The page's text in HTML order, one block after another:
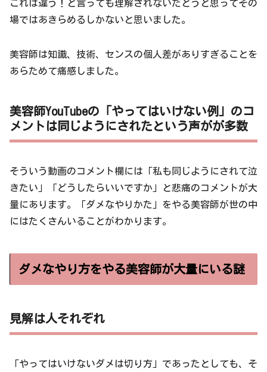
これは違う！と言っても理解されないだとうと思ってその
場ではあきらめるしかないと思いました。
美容師は知識、技術、センスの個人差がありすぎることを
あらためて痛感しました。
美容師YouTubeの「やってはいけない例」のコ
メントは同じようにされたという声がが多数
そういう動画のコメント欄には「私も同じようにされて泣
きたい」「どうしたらいいですか」と悲痛のコメントが大
量にあります。「ダメなやりかた」をやる美容師が世の中
にはたくさんいることがわかります。
ダメなやり方をやる美容師が大量にいる謎
見解は人それぞれ
「やってはいけないダメは切り方」であったとしても、そ